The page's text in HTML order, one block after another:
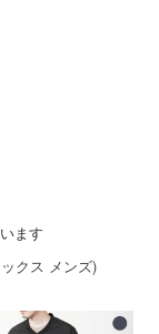
ます
クス メンズ)